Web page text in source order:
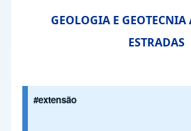
GEOLOGIA E
ESTRADAS
#extensão